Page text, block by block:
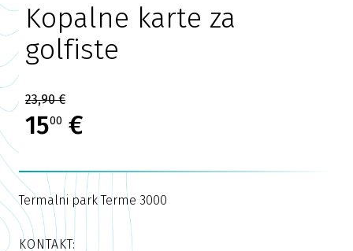
Kopalne karte za
golfiste
23,90 €
1500 €
Termalni park Terme 3000
KONTAKT: